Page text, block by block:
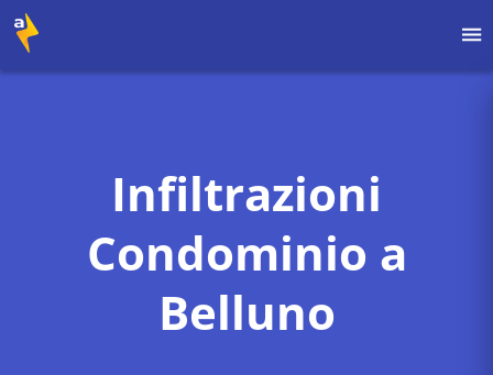
Infiltrazioni
Condominio a
Belluno